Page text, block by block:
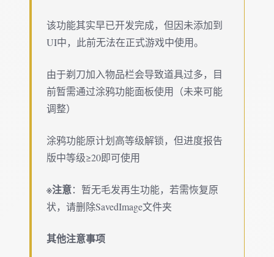
该功能其实早已开发完成，但因未添加到
UI中，此前无法在正式游戏中使用。
由于剃刀加入物品栏会导致道具过多，目
前暂需通过涂鸦功能面板使用（未来可能
调整）
涂鸦功能原计划高等级解锁，但进度报告
版中等级≥20即可使用
※注意：暂无毛发再生功能，若需恢复原
状，请删除SavedImage文件夹
其他注意事项